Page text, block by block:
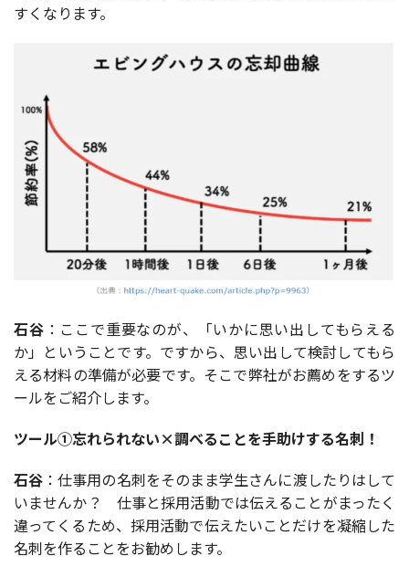
すくなります。
石谷 ：ここで重要なのが、
「いかに思い出してもらえる
か」 ということです。ですから、思い出して検討してもら
える材料の準備が必要です。そこで弊社がお薦めをするツ
ールをご紹介します。
ツール①忘れられない×調べることを手助けする名刺！
石谷 ：仕事用の名刺をそのまま学生さんに渡したりはして
いませんか？ 仕事と採用活動では伝えることがまったく
違ってくるため、採用活動で伝えたいことだけを凝縮した
名刺を作ることをお勧めします。